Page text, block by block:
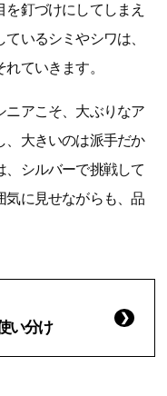
釘づけにしてしまえ
いるシミやシワは、
ていきます。
ニアこそ、大ぶりなア
、大きいのは派手だか
、シルバーで挑戦して
気に見せながらも、品
い分け